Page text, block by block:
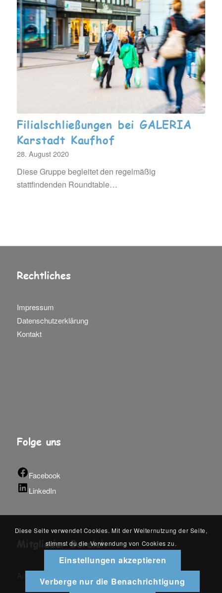
Filialschließungen bei GALERIA
Karstadt Kaufhof
28. August 2020
Diese Gruppe begleitet den regelmäßig
stattfindenden Roundtable…
Rechtliches
Impressum
Datenschutzerklärung
Kontakt
Folge uns
Facebook
LinkedIn
Mitglieder Bereich
Diese Seite verwendet Cookies. Mit der Weiternutzung der Seite,
stimmst du die Verwendung von Cookies zu.
Einstellungen akzeptieren
Verberge nur die Benachrichtigung